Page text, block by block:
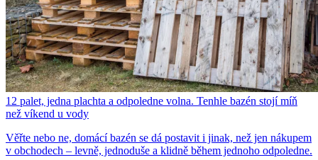
12 palet, jedna plachta a odpoledne volna. Tenhle bazén stojí míň
než víkend u vody
Věřte nebo ne, domácí bazén se dá postavit i jinak, než jen nákupem
v obchodech – levně, jednoduše a klidně během jednoho odpoledne.